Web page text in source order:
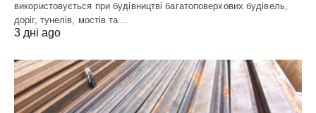
використовується при будівництві багатоповерхових будівель,
доріг, тунелів, мостів та…
3 дні ago